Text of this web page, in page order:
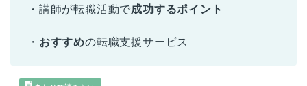
・講師が転職活動で成功するポイント
・ おすすめの転職支援サービス